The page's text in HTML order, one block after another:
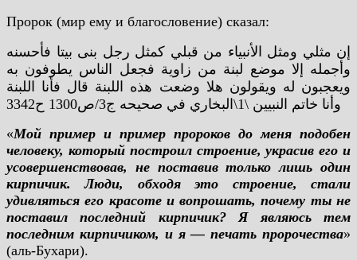
Пророк (мир ему и благословение) сказал:
إن مثلي ومثل الأنبياء من قبلي كمثل رجل بنى بيتا فأحسنه
وأجمله إلا موضع لبنة من زاوية فجعل الناس يطوفون به
ويعجبون له ويقولون هلا وضعت هذه اللبنة قال فأنا اللبنة
وأنا خاتم النبيين \1\البخاري في صحيحه ج3/ص1300 ح3342
«Мой пример и пример пророков до меня подобен
человеку, который построил строение, украсив его и
усовершенствовав, не поставив только лишь один
кирпичик. Люди, обходя это строение, стали
удивляться его красоте и вопрошать, почему ты не
поставил последний кирпичик? Я являюсь тем
последним кирпичиком, и я — печать пророчества»
(аль-Бухари).